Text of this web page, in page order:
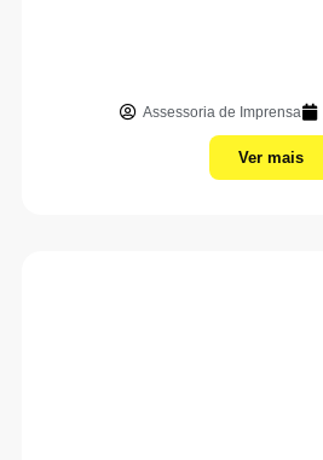
Assessoria de Imprensa
Ver mais